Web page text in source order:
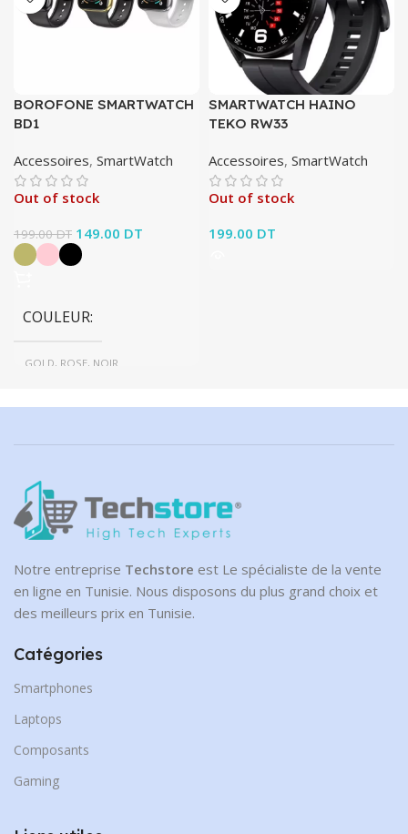
BOROFONE SMARTWATCH
BD1
Accessoires, SmartWatch
Out of stock
199.00DT Le prix initial était :
199.00 DT.
149.00 DT
COULEUR
GOLD, ROSE, NOIR
BRAND Borofone
SMARTWATCH HAINO
TEKO RW33
Accessoires, SmartWatch
Out of stock
199.00 DT
Notre entreprise Techstore est Le spécialiste de la vente
en ligne en Tunisie. Nous disposons du plus grand choix et
des meilleurs prix en Tunisie.
Catégories
Smartphones
Laptops
Composants
Gaming